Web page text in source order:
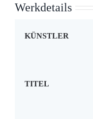
Werkdetails
KÜNSTLER
TITEL